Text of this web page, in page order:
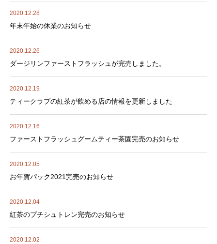
2020.12.28
年末年始の休業のお知らせ
2020.12.26
ダージリンファーストフラッシュが完売しました。
2020.12.19
ティークラブの紅茶が飲める店の情報を更新しました
2020.12.16
ファーストフラッシュグームティー茶園完売のお知らせ
2020.12.05
お年賀パック2021完売のお知らせ
2020.12.04
紅茶のプチシュトレン完売のお知らせ
2020.12.02